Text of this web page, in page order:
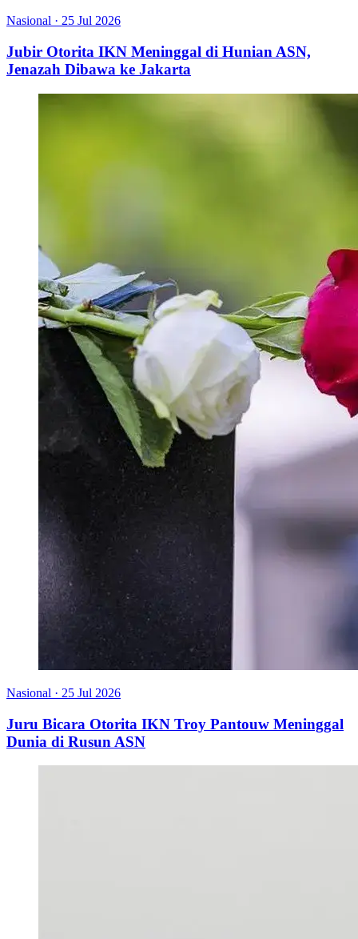
Nasional · 25 Jul 2026
Jubir Otorita IKN Meninggal di Hunian ASN,
Jenazah Dibawa ke Jakarta
Nasional · 25 Jul 2026
Juru Bicara Otorita IKN Troy Pantouw Meninggal
Dunia di Rusun ASN